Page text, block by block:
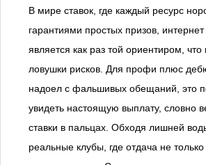
В мире ставок, где каждый ресурс
гарантиями простых призов, интернет
является как раз той ориентиром, что
ловушки рисков. Для профи плюс
надоел с фальшивых обещаний, это
увидеть настоящую выплату, словно
ставки в пальцах. Обходя лишней
реальные клубы, где отдача не